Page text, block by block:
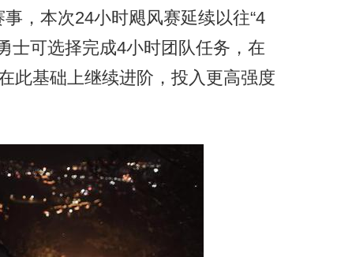
本次24小时飓风赛延续以往“4
士可选择完成4小时团队任务，在
此基础上继续进阶，投入更高强度